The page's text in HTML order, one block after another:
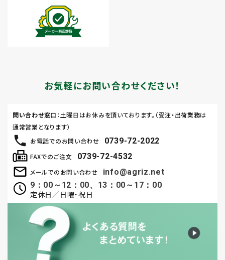
お気軽にお問い合わせください！
お電話でのお問い合わせ 0739-72-2022
メールでのお問い合わせ
info@agriz.net
9：00～12：00、13：00～17：00
定休日／日曜・祝日
FAXでのご注文 0739-72-4532
問い合わせ窓口 ：土曜日はお休みを頂いております。（受注・出荷業務は
通常営業となります）